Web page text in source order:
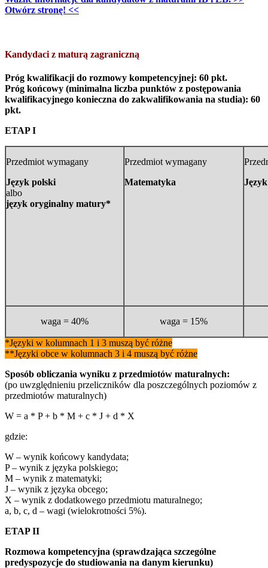
Otwórz stronę! <<
Kandydaci z maturą zagraniczną
Próg kwalifikacji do rozmowy kompetencyjnej: 60 pkt.
Próg końcowy (minimalna liczba punktów z postępowania
kwalifikacyjnego konieczna do zakwalifikowania na studia): 60
pkt.
ETAP I
Przedmiot wymagany
Język polski
albo
język oryginalny matury*
Przedmiot wymagany
Matematyka
waga = 40% waga = 15%
*Języki w kolumnach 1 i 3 muszą być różne
**Języki obce w kolumnach 3 i 4 muszą być różne
Sposób obliczania wyniku z przedmiotów maturalnych:
(po uwzględnieniu przeliczników dla poszczególnych poziomów z
przedmiotów maturalnych)
W = a * P + b * M + c * J + d * X
gdzie:
W – wynik końcowy kandydata;
P – wynik z języka polskiego;
M – wynik z matematyki;
J – wynik z języka obcego;
X – wynik z dodatkowego przedmiotu maturalnego;
a, b, c, d – wagi (wielokrotności 5%).
ETAP II
Rozmowa kompetencyjna (sprawdzająca szczególne
predyspozycje do studiowania na danym kierunku)